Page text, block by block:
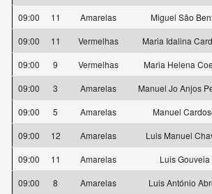
09:00
11 Amarelas
Miguel São
09:00
11 Vermelhas
Maria Idalina
09:00
9 Vermelhas
Maria Helena
09:00
3 Amarelas
Manuel Jo Anjos
09:00
5 Amarelas
Manuel
09:00
12 Amarelas
Luis Manuel
09:00
11 Amarelas
Luis Gouveia
09:00
8 Amarelas
Luis António